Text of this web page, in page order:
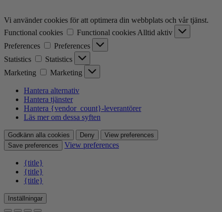
Vi använder cookies för att optimera din webbplats och vår tjänst.
Functional cookies
Functional cookies Alltid aktiv
Preferences
Preferences
Statistics
Statistics
Marketing
Marketing
Hantera alternativ
Hantera tjänster
Hantera {vendor_count}-leverantörer
Läs mer om dessa syften
Godkänn alla cookies Deny
View preferences
Save preferences
View preferences
{title}
{title}
{title}
Inställningar